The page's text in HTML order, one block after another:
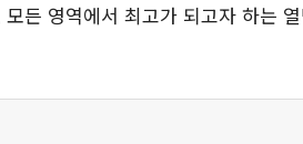
든 영역에서 최고가 되고자 하는